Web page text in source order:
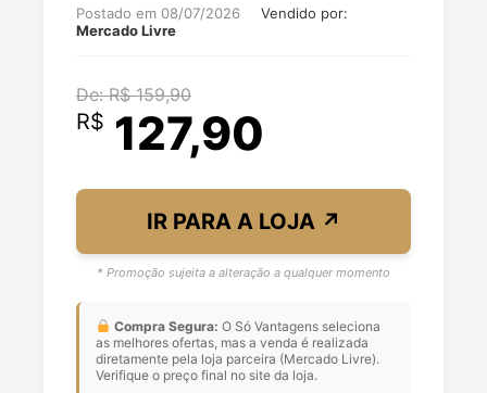
Postado em 08/07/2026
Vendido por:
Mercado Livre
De: R$ 159,90
R$ 127,90
IR PARA A LOJA ↗
* Promoção sujeita a alteração a qualquer momento
Compra Segura: O Só Vantagens seleciona
as melhores ofertas, mas a venda é realizada
diretamente pela loja parceira (Mercado Livre).
Verifique o preço final no site da loja.